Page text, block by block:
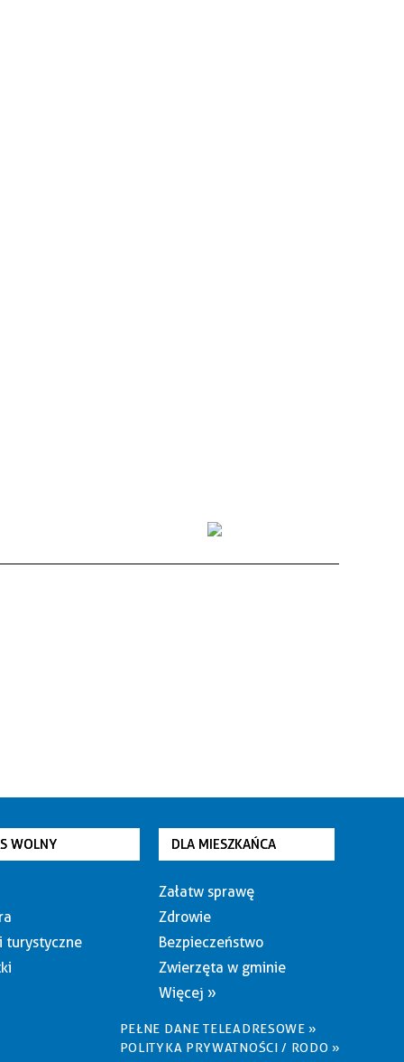
WOLNY
turystyczne
DLA MIESZKAŃCA
Załatw sprawę
Zdrowie
Bezpieczeństwo
Zwierzęta w gminie
Więcej »
PEŁNE DANE TELEADRESOWE »
POLITYKA PRYWATNOŚCI / RODO »